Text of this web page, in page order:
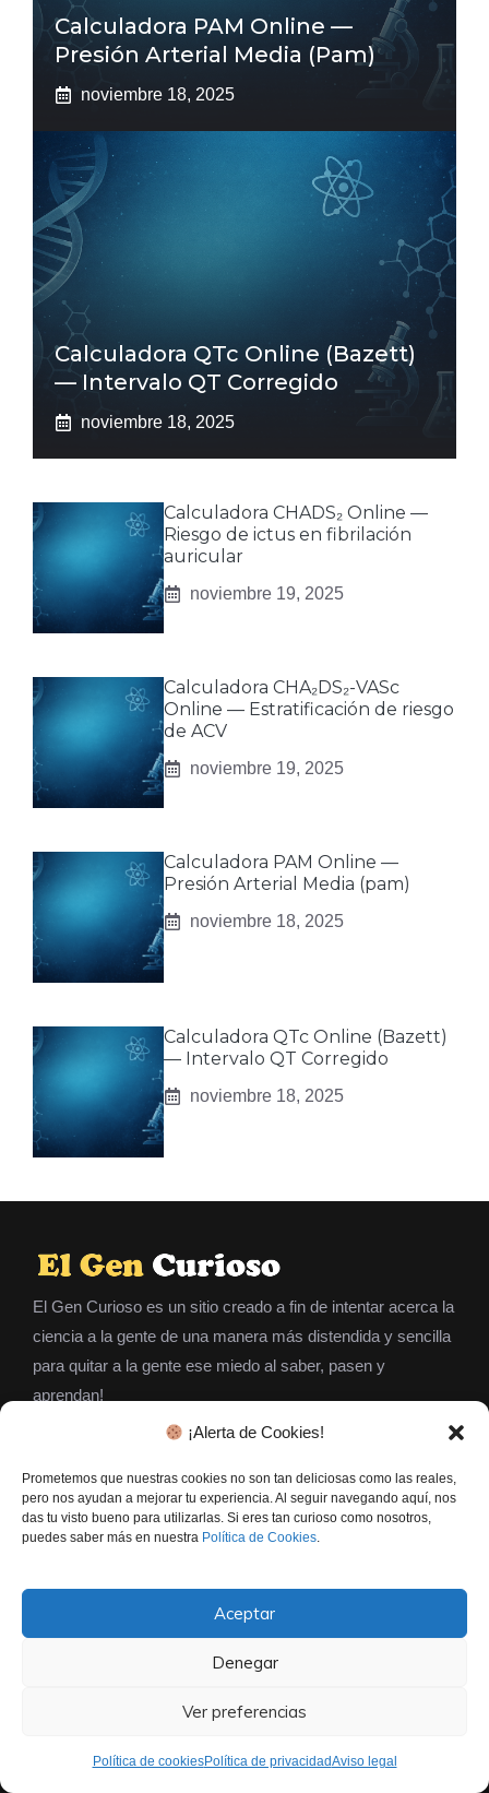
¡Alerta de Cookies!
Prometemos que nuestras cookies no son tan deliciosas como las reales,
pero nos ayudan a mejorar tu experiencia. Al seguir navegando aquí, nos
das tu visto bueno para utilizarlas. Si eres tan curioso como nosotros,
puedes saber más en nuestra Política de Cookies.
Aceptar
Denegar
Ver preferencias
Política de cookiesPolítica de privacidadAviso legal
Calculadora PAM Online —
Presión Arterial Media (pam)
noviembre 18, 2025
Calculadora QTc Online (Bazett)
— Intervalo QT Corregido
noviembre 18, 2025
Calculadora CHADS₂ Online —
Riesgo de ictus en fibrilación
auricular
noviembre 19, 2025
Calculadora CHA₂DS₂-VASc
Online — Estratificación de riesgo
de ACV
noviembre 19, 2025
Calculadora PAM Online —
Presión Arterial Media (pam)
noviembre 18, 2025
Calculadora QTc Online (Bazett)
— Intervalo QT Corregido
noviembre 18, 2025
El Gen Curioso es un sitio creado a fin de intentar acerca la
ciencia a la gente de una manera más distendida y sencilla
para quitar a la gente ese miedo al saber, pasen y
aprendan!
CATEGORÍAS
Genética